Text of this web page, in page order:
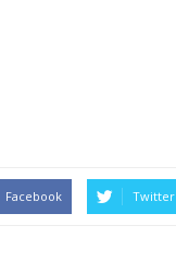
Facebook Twitter